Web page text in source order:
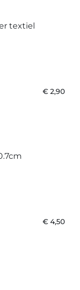
€ 2,90
€ 4,50